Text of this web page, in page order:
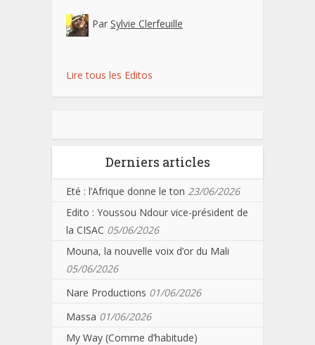
Par Sylvie Clerfeuille
Lire tous les Editos
Derniers articles
Eté : l’Afrique donne le ton 23/06/2026
Edito : Youssou Ndour vice-président de
la CISAC 05/06/2026
Mouna, la nouvelle voix d’or du Mali
05/06/2026
Nare Productions 01/06/2026
Massa 01/06/2026
My Way (Comme d’habitude)